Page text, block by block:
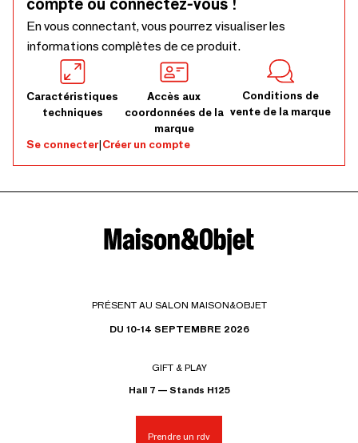
compte ou connectez-vous !
En vous connectant, vous pourrez visualiser les
informations complètes de ce produit.
Caractéristiques
techniques
Accès aux
coordonnées de la
marque
Conditions de
vente de la marque
Se connecter|Créer un compte
PRÉSENT AU SALON MAISON&OBJET
DU 10-14 SEPTEMBRE 2026
GIFT & PLAY
Hall 7 — Stands H125
Prendre un rdv